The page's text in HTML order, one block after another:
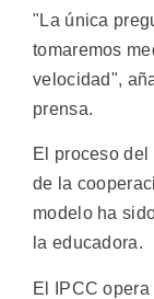
"La única
tomaremos
velocidad",
prensa.
El proceso
de la
modelo ha
la educadora.
El IPCC